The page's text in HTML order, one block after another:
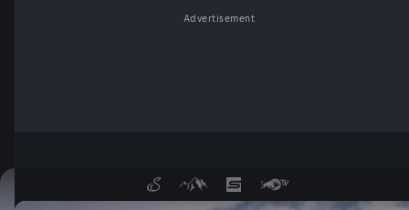
Advertisement
Mein Murtal - ServusTV On